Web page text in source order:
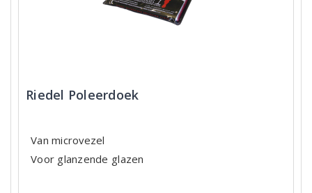
Riedel Poleerdoek
Van microvezel
Voor glanzende glazen